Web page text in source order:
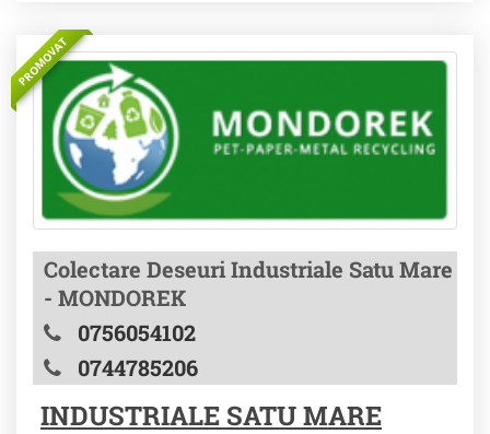
PROMOVAT
Colectare Deseuri Industriale Satu Mare
- MONDOREK
0756054102
0744785206
INDUSTRIALE SATU MARE